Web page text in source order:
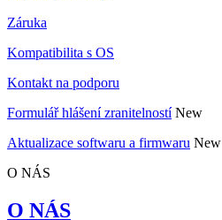
Záruka
Kompatibilita s OS
Kontakt na podporu
Formulář hlášení zranitelností New
Aktualizace softwaru a firmwaru New
O NÁS
O NÁS